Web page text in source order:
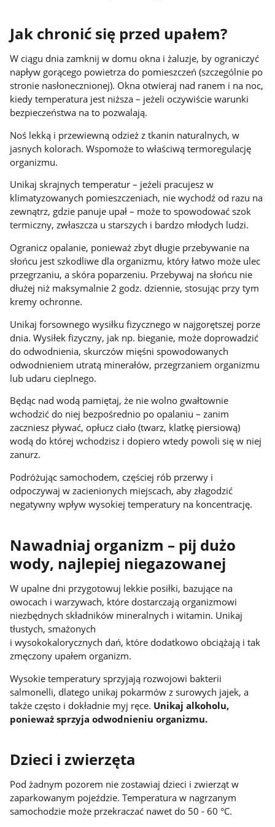
Jak chronić się przed upałem?
W ciągu dnia zamknij w domu okna i żaluzje, by ograniczyć
napływ gorącego powietrza do pomieszczeń (szczególnie po
stronie nasłonecznionej). Okna otwieraj nad ranem i na noc,
kiedy temperatura jest niższa – jeżeli oczywiście warunki
bezpieczeństwa na to pozwalają.
Noś lekką i przewiewną odzież z tkanin naturalnych, w
jasnych kolorach. Wspomoże to właściwą termoregulację
organizmu.
Unikaj skrajnych temperatur – jeżeli pracujesz w
klimatyzowanych pomieszczeniach, nie wychodź od razu na
zewnątrz, gdzie panuje upał – może to spowodować szok
termiczny, zwłaszcza u starszych i bardzo młodych ludzi.
Ogranicz opalanie, ponieważ zbyt długie przebywanie na
słońcu jest szkodliwe dla organizmu, który łatwo może ulec
przegrzaniu, a skóra poparzeniu. Przebywaj na słońcu nie
dłużej niż maksymalnie 2 godz. dziennie, stosując przy tym
kremy ochronne.
Unikaj forsownego wysiłku fizycznego w najgorętszej porze
dnia. Wysiłek fizyczny, jak np. bieganie, może doprowadzić
do odwodnienia, skurczów mięśni spowodowanych
odwodnieniem utratą minerałów, przegrzaniem organizmu
lub udaru cieplnego.
Będąc nad wodą pamiętaj, że nie wolno gwałtownie
wchodzić do niej bezpośrednio po opalaniu – zanim
zaczniesz pływać, opłucz ciało (twarz, klatkę piersiową)
wodą do której wchodzisz i dopiero wtedy powoli się w niej
zanurz.
Podróżując samochodem, częściej rób przerwy i
odpoczywaj w zacienionych miejscach, aby złagodzić
negatywny wpływ wysokiej temperatury na koncentrację.
Nawadniaj organizm – pij dużo
wody, najlepiej niegazowanej
W upalne dni przygotowuj lekkie posiłki, bazujące na
owocach i warzywach, które dostarczają organizmowi
niezbędnych składników mineralnych i witamin. Unikaj
tłustych, smażonych
i wysokokalorycznych dań, które dodatkowo obciążają i tak
zmęczony upałem organizm.
Wysokie temperatury sprzyjają rozwojowi bakterii
salmonelli, dlatego unikaj pokarmów z surowych jajek, a
także często i dokładnie myj ręce. Unikaj alkoholu,
ponieważ sprzyja odwodnieniu organizmu.
Dzieci i zwierzęta
Pod żadnym pozorem nie zostawiaj dzieci i zwierząt w
zaparkowanym pojeździe. Temperatura w nagrzanym
samochodzie może przekraczać nawet do 50 - 60 °C.